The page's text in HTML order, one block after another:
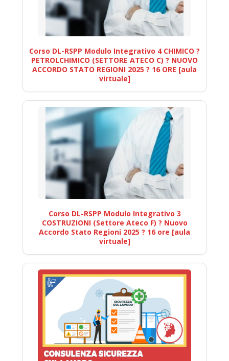
Corso DL-RSPP Modulo Integrativo 4 CHIMICO ?
PETROLCHIMICO (SETTORE ATECO C) ? NUOVO
ACCORDO STATO REGIONI 2025 ? 16 ORE [aula
virtuale]
Corso DL-RSPP Modulo Integrativo 3
COSTRUZIONI (Settore Ateco F) ? Nuovo
Accordo Stato Regioni 2025 ? 16 ore [aula
virtuale]